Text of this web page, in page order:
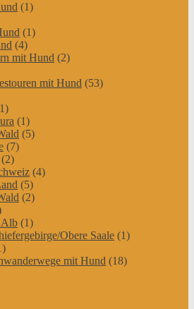
(1)
(1)
(4)
mit Hund (2)
mit Hund (53)
(1)
(5)
(7)
(2)
(4)
(5)
(2)
Alb (1)
Obere Saale (1)
mit Hund (18)